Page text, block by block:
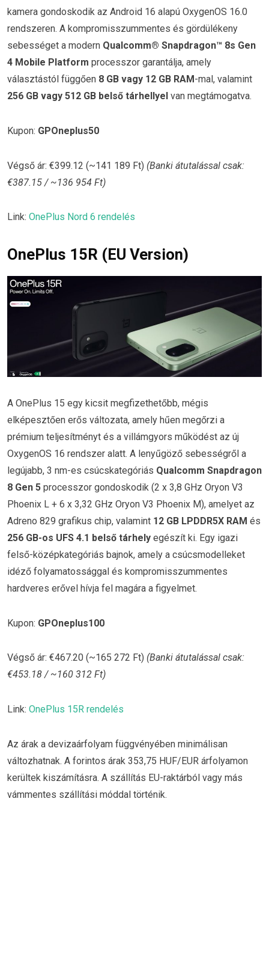
kamera gondoskodik az Android 16 alapú OxygenOS 16.0
rendszeren. A kompromisszummentes és gördülékeny
sebességet a modern Qualcomm® Snapdragon™ 8s Gen
4 Mobile Platform processzor garantálja, amely
választástól függően 8 GB vagy 12 GB RAM -mal, valamint
256 GB vagy 512 GB belső tárhellyel van megtámogatva.
Kupon: GPOneplus50
Végső ár: €399.12 (~141 189 Ft) (Banki átutalással csak:
€387.15 / ~136 954 Ft)
Link: OnePlus Nord 6 rendelés
OnePlus 15R (EU Version)
A OnePlus 15 egy kicsit megfizethetőbb, mégis
elképesztően erős változata, amely hűen megőrzi a
prémium teljesítményt és a villámgyors működést az új
OxygenOS 16 rendszer alatt. A lenyűgöző sebességről a
legújabb, 3 nm-es csúcskategóriás Qualcomm Snapdragon
8 Gen 5 processzor gondoskodik (2 x 3,8 GHz Oryon V3
Phoenix L + 6 x 3,32 GHz Oryon V3 Phoenix M), amelyet az
Adreno 829 grafikus chip, valamint 12 GB LPDDR5X RAM és
256 GB-os UFS 4.1 belső tárhely egészít ki. Egy igazi
felső-középkategóriás bajnok, amely a csúcsmodelleket
idéző folyamatossággal és kompromisszummentes
hardveres erővel hívja fel magára a figyelmet.
Kupon: GPOneplus100
Végső ár: €467.20 (~165 272 Ft) (Banki átutalással csak:
€453.18 / ~160 312 Ft)
Link: OnePlus 15R rendelés
Az árak a devizaárfolyam függvényében minimálisan
változhatnak. A forintos árak 353,75 HUF/EUR árfolyamon
kerültek kiszámításra. A szállítás EU-raktárból vagy más
vámmentes szállítási móddal történik.